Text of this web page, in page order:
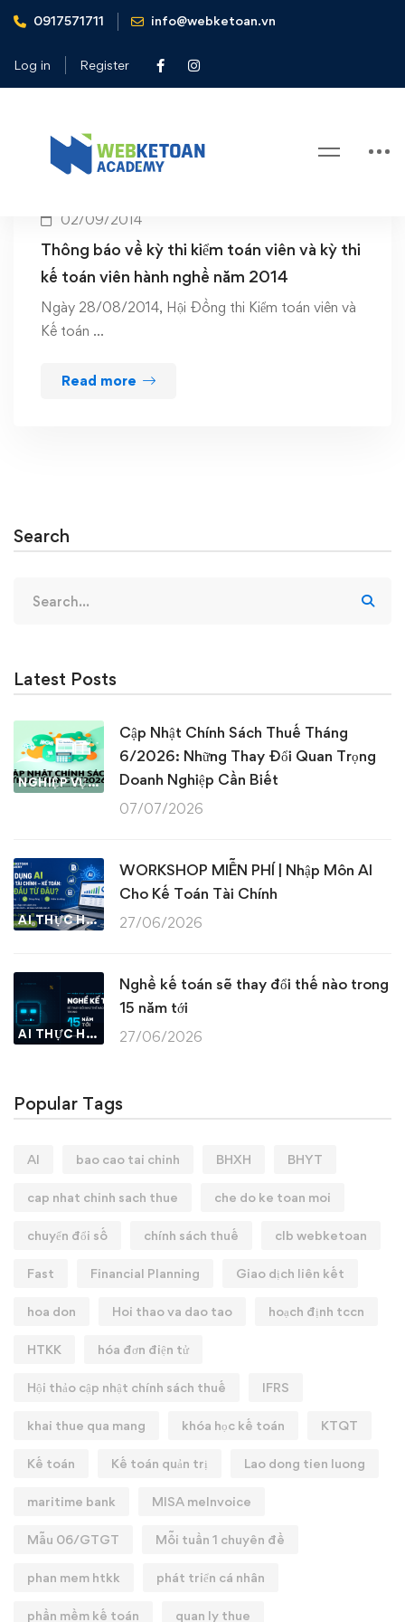
0917571711 info@webketoan.vn
Log in Register
Home thi chung chi hanh nghe
Tag: thi chung chi hanh nghe
02/09/2014
Thông báo về kỳ thi kiểm toán viên và kỳ thi
kế toán viên hành nghề năm 2014
Ngày 28/08/2014, Hội Đồng thi Kiểm toán viên và
Kế toán …
Read more
Search
for:
Latest Posts
NGHIỆP VỤ KẾ TOÁN & THUẾ
Cập Nhật Chính Sách Thuế Tháng
6/2026: Những Thay Đổi Quan Trọng
Doanh Nghiệp Cần Biết
07/07/2026
AI THỰC HÀNH
WORKSHOP MIỄN PHÍ | Nhập Môn AI
Cho Kế Toán Tài Chính
27/06/2026
AI THỰC HÀNH
Nghề kế toán sẽ thay đổi thế nào trong
15 năm tới
27/06/2026
Popular Tags
AI bao cao tai chinh BHXH BHYT
cap nhat chinh sach thue che do ke toan moi
chuyển đổi số chính sách thuế clb webketoan
Fast Financial Planning Giao dịch liên kết
hoa don Hoi thao va dao tao hoạch định tccn
HTKK hóa đơn điện tử
Hội thảo cập nhật chính sách thuế IFRS
khai thue qua mang khóa học kế toán KTQT
Kế toán Kế toán quản trị Lao dong tien luong
maritime bank MISA meInvoice
Mẫu 06/GTGT Mỗi tuần 1 chuyên đề
phan mem htkk phát triển cá nhân
phần mềm kế toán quan ly thue